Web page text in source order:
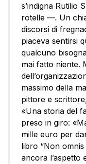
s’indigna Rutilio
rotelle —. Un
discorsi di
piaceva sentirsi
qualcuno
mai fatto niente.
massimo della
pittore e
«Una storia del
preso in giro:
mille euro per
libro “Non
ancora l’aspetto